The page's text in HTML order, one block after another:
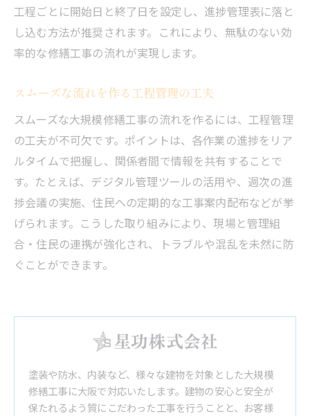
工程ごとに開始日と終了日を設定し、進捗管理表に落と
し込む方法が推奨されます。これにより、無駄のない効
率的な修繕工事の流れが実現します。
スムーズな流れを作る工程管理の工夫
スムーズな大規模修繕工事の流れを作るには、工程管理
の工夫が不可欠です。ポイントは、各作業の進捗をリア
ルタイムで把握し、関係者間で情報を共有することで
す。たとえば、デジタル管理ツールの活用や、週次の進
捗会議の実施、住民への定期的な工事案内配布などが挙
げられます。こうした取り組みにより、現場と管理組
合・住民の連携が強化され、トラブルや混乱を未然に防
ぐことができます。
塗装や防水、内装など、様々な建物を対象とした大規模
修繕工事に大阪で対応いたします。建物の安心と安全が
保たれるよう質にこだわった工事を行うことと、お客様